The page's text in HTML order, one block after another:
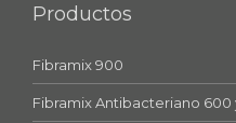
Productos
Fibramix 900
Fibramix Antibacteriano 600